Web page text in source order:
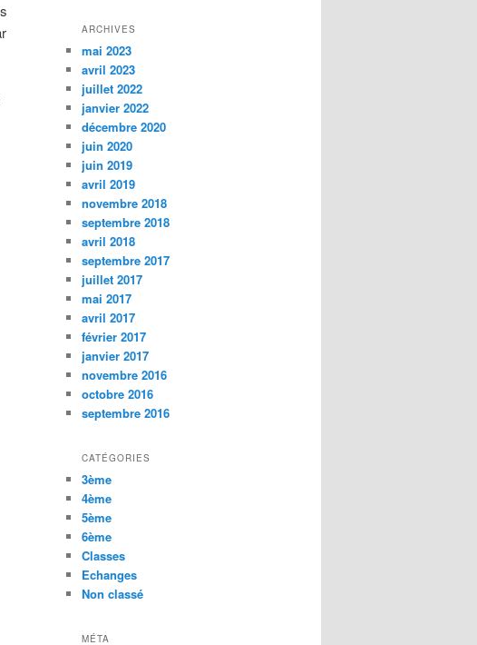
h
r
c
h
e
ARCHIVES
mai 2023
avril 2023
juillet 2022
janvier 2022
décembre 2020
juin 2020
juin 2019
avril 2019
novembre 2018
septembre 2018
avril 2018
septembre 2017
juillet 2017
mai 2017
avril 2017
février 2017
janvier 2017
novembre 2016
octobre 2016
septembre 2016
CATÉGORIES
3ème
4ème
5ème
6ème
Classes
Echanges
Non classé
MÉTA